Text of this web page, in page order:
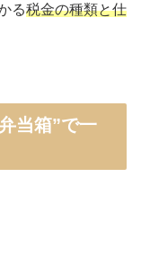
る税金の種類と仕
当箱”で一